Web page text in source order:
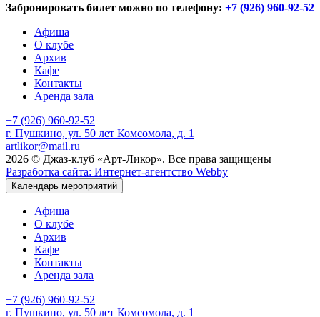
Забронировать билет можно по телефону: +7 (926) 960-92-52
Афиша
О клубе
Архив
Кафе
Контакты
Аренда зала
+7 (926) 960-92-52
г. Пушкино, ул. 50 лет Комсомола, д. 1
artlikor@mail.ru
2026 © Джаз-клуб «Арт-Ликор». Все права защищены
Разработка сайта: Интернет-агентство Webby
Календарь мероприятий
Афиша
О клубе
Архив
Кафе
Контакты
Аренда зала
+7 (926) 960-92-52
г. Пушкино, ул. 50 лет Комсомола, д. 1